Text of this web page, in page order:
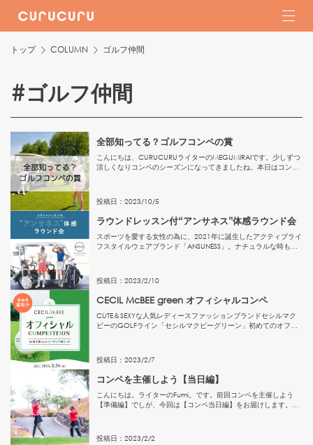
トップ COLUMN ゴルフ仲間
#ゴルフ仲間
全部知ってる？ゴルフコンペの賞
こんにちは、CURUCURUライターのMEGUMIRAIです。少しずつ
涼しくなりコンペのシーズンになってきましたね。本日はコンペ
投稿日： 2023/10/5
ラウンドレッスン付“アンサネス”体感ラウンド会
スポーツを愛する女性の為に、2021年に誕生したアクティブライ
フスタイルウェアブランド「ANSUNESS」。ナチュラルな時も、
投稿日： 2023/2/10
CECIL McBEE green オフィシャルコンペ
CUTE＆SEXYな人気レディースファッションブランドセシルマク
ビーのGOLFライン「セシルマクビーグリーン」初めてのオフィ
ま...
投稿日： 2023/2/7
コンペを主催しよう【当日編】
こんにちは。ライターのFumi。です。前回コンペを主催しよう
【準備編】でしが、今回は【コンペ当日編】をお届けします。
う。※会費...
投稿日： 2023/2/2